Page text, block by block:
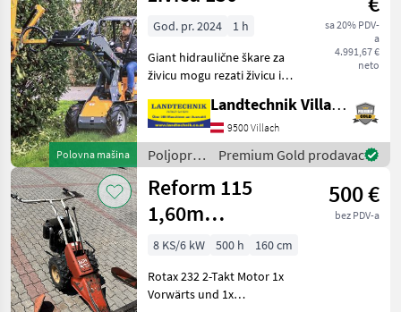
Polovna mašina
sa 20% PDV-
a
4.991,67 €
neto
God. pr. 2024
1 h
Giant hidraulične škare za
živicu mogu rezati živicu i
Radna širina: 150 cm.
Potreban je jedan
dvosmjerni hidraulički
upravljački ventil. Ori
Landtechnik Villach GmbH
9500 Villach
Poljoprivredni
motorni
strojevi /
Giant
Premium Gold prodavac
Reform 115
1,60m
Fingerbalken
500 €
bez PDV-a
8 KS/6 kW 500 h
160 cm
Rotax 232 2-Takt Motor 1x
Vorwärts und 1x